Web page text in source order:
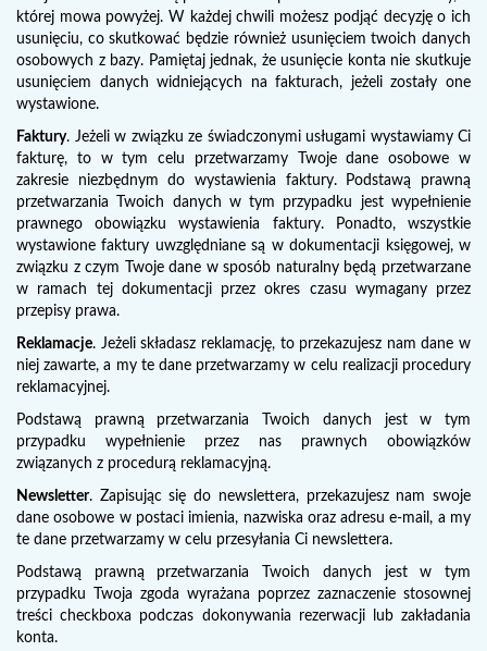
której mowa powyżej. W każdej chwili możesz podjąć decyzję o ich
usunięciu, co skutkować będzie również usunięciem twoich danych
osobowych z bazy. Pamiętaj jednak, że usunięcie konta nie skutkuje
usunięciem danych widniejących na fakturach, jeżeli zostały one
wystawione.
Faktury. Jeżeli w związku ze świadczonymi usługami wystawiamy Ci
fakturę, to w tym celu przetwarzamy Twoje dane osobowe w
zakresie niezbędnym do wystawienia faktury. Podstawą prawną
przetwarzania Twoich danych w tym przypadku jest wypełnienie
prawnego obowiązku wystawienia faktury. Ponadto, wszystkie
wystawione faktury uwzględniane są w dokumentacji księgowej, w
związku z czym Twoje dane w sposób naturalny będą przetwarzane
w ramach tej dokumentacji przez okres czasu wymagany przez
przepisy prawa.
Reklamacje. Jeżeli składasz reklamację, to przekazujesz nam dane w
niej zawarte, a my te dane przetwarzamy w celu realizacji procedury
reklamacyjnej.
Podstawą prawną przetwarzania Twoich danych jest w tym
przypadku wypełnienie przez nas prawnych obowiązków
związanych z procedurą reklamacyjną.
Newsletter. Zapisując się do newslettera, przekazujesz nam swoje
dane osobowe w postaci imienia, nazwiska oraz adresu e-mail, a my
te dane przetwarzamy w celu przesyłania Ci newslettera.
Podstawą prawną przetwarzania Twoich danych jest w tym
przypadku Twoja zgoda wyrażana poprzez zaznaczenie stosownej
treści checkboxa podczas dokonywania rezerwacji lub zakładania
konta.